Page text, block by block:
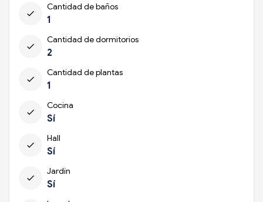
check
Cantidad de baños
1
check
Cantidad de dormitorios
2
check
Cantidad de plantas
1
check
Cocina
Sí
check
Hall
Sí
check
Jardín
Sí